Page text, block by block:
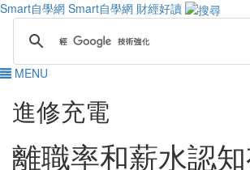
Smart自學網 Smart自學網 財經好讀
MENU
進修充電
離職率和薪水認